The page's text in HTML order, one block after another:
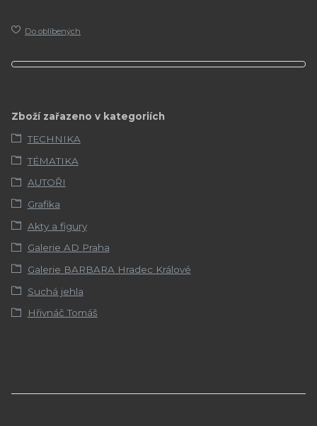
Do oblíbených
Zboží zařazeno v kategoriích
TECHNIKA
TÉMATIKA
AUTOŘI
Grafika
Akty a figury
Galerie AD Praha
Galerie BARBARA Hradec Králové
Suchá jehla
Hřivnáč Tomáš